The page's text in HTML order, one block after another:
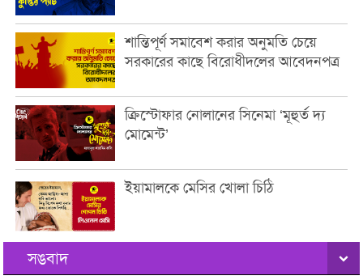
শান্তিপূর্ণ সমাবেশ করার অনুমতি চেয়ে
সরকারের কাছে বিরোধীদলের আবেদনপত্র
ক্রিস্টোফার নোলানের সিনেমা ‘মূহুর্ত দ্য
মোমেন্ট’
ইয়ামালকে মেসির খোলা চিঠি
সঙবাদ